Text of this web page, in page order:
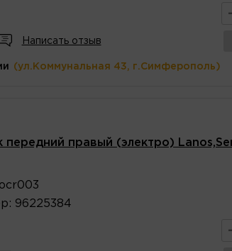
-
Написать отзыв
(ул.Коммунальная 43, г.Симферополь)
передний правый (электро)
: 96225384
-